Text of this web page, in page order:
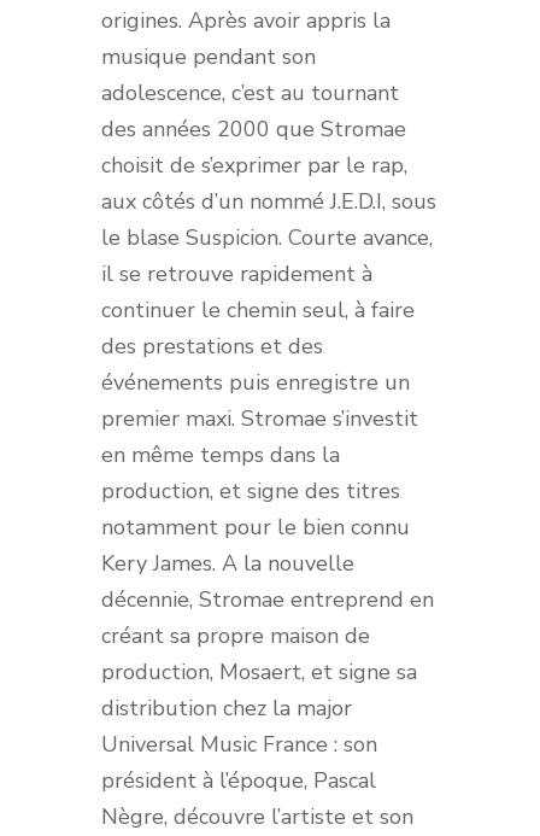
origines. Après avoir appris la
musique pendant son
adolescence, c’est au tournant
des années 2000 que Stromae
choisit de s’exprimer par le rap,
aux côtés d’un nommé J.E.D.I, sous
le blase Suspicion. Courte avance,
il se retrouve rapidement à
continuer le chemin seul, à faire
des prestations et des
événements puis enregistre un
premier maxi. Stromae s’investit
en même temps dans la
production, et signe des titres
notamment pour le bien connu
Kery James. A la nouvelle
décennie, Stromae entreprend en
créant sa propre maison de
production, Mosaert, et signe sa
distribution chez la major
Universal Music France : son
président à l’époque, Pascal
Nègre, découvre l’artiste et son